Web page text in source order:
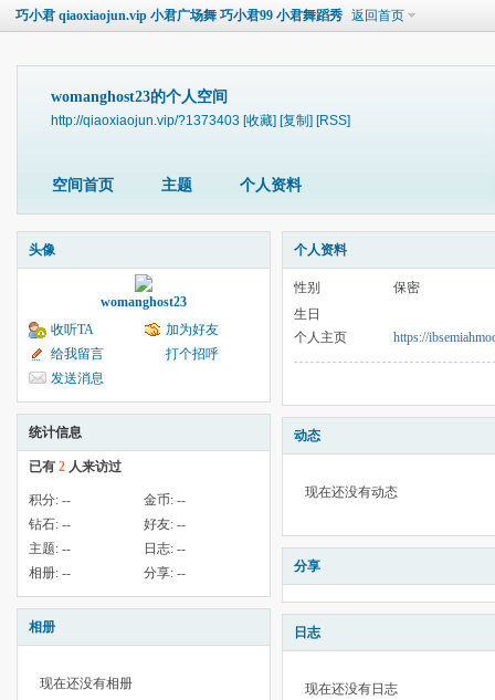
巧小君 qiaoxiaojun.vip 小君广场舞 巧小君99 小君舞蹈秀 返回首页
womanghost23的个人空间
http://qiaoxiaojun.vip/?1373403 [收藏] [复制] [RSS]
空间首页 主题 个人资料
头像
womanghost23
收听TA
加为好友
给我留言
打个招呼
发送消息
统计信息
已有 2 人来访过
积分: -- 金币: --
钻石: -- 好友: --
主题: -- 日志: --
相册: -- 分享: --
相册
现在还没有相册
个人资料
性别
保密
生日
个人主页
https://
动态
现在还没有动态
分享
日志
现在还没有日志